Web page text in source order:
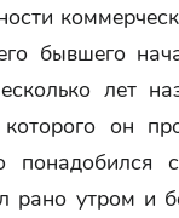
бывшего
лет
которого он
понадобился
рано утром и